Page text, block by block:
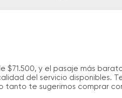
$71.500, y el pasaje más
del servicio disponibles.
tanto te sugerimos comprar